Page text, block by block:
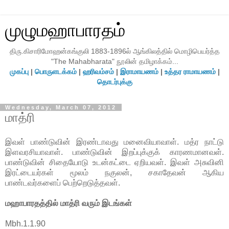
முழுமஹாபாரதம்
திரு.கிசாரிமோஹன்கங்குலி 1883-1896ல் ஆங்கிலத்தில் மொழிபெயர்த்த
"The Mahabharata" நூலின் தமிழாக்கம்...
முகப்பு| பொருளடக்கம்| ஹரிவம்சம்| இராமாயணம்| உத்தர ராமாயணம்|
தொடர்புக்கு
Wednesday, March 07, 2012
மாத்ரி
இவள் பாண்டுவின் இரண்டாவது மனைவியாவாள். மத்ர நாட்டு
இளவரசியாவாள். பாண்டுவின் இறப்புக்குக் காரணமானவள்.
பாண்டுவின் சிதையோடு உடன்கட்டை ஏறியவள். இவள் அசுவினி
இரட்டையர்கள் மூலம் நகுலன், சகாதேவன் ஆகிய
பாண்டவர்களைப் பெற்றெடுத்தவள்.
மஹாபாரதத்தில் மாத்ரி வரும் இடங்கள்
Mbh.1.1.90